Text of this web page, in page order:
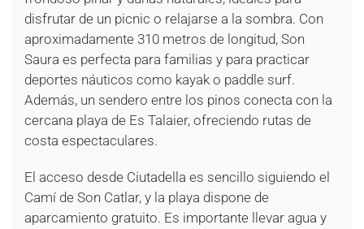
disfrutar de un picnic o relajarse a la sombra. Con
aproximadamente 310 metros de longitud, Son
Saura es perfecta para familias y para practicar
deportes náuticos como kayak o paddle surf.
Además, un sendero entre los pinos conecta con la
cercana playa de Es Talaier, ofreciendo rutas de
costa espectaculares.
El acceso desde Ciutadella es sencillo siguiendo el
Camí de Son Catlar, y la playa dispone de
aparcamiento gratuito. Es importante llevar agua y